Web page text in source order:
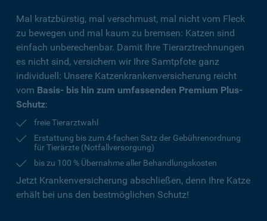
Mal kratzbürstig, mal verschmust, mal nicht vom Fleck
zu bewegen und mal kaum zu bremsen: Katzen sind
einfach unberechenbar. Damit Ihre Tierarztrechnungen
es nicht sind, versichern wir Ihre Samtpfote ganz
individuell: Unsere Katzenkrankenversicherung reicht
vom Basis- bis hin zum umfassenden Premium Plus-
Schutz:
freie Tierarztwahl
Erstattung bis zum 4-fachen Satz der Gebührenordnung
für Tierärzte (Notfallversorgung)
bis zu 100 % Übernahme aller Behandlungskosten
Jetzt Krankenversicherung abschließen, denn Ihre Katze
erhält bei uns den bestmöglichen Schutz!